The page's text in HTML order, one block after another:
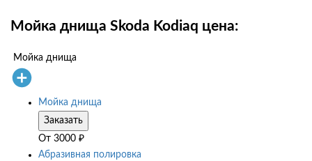
Мойка днища Skoda Kodiaq цена:
Мойка днища
Мойка днища
Заказать
От 3000 ₽
Абразивная полировка